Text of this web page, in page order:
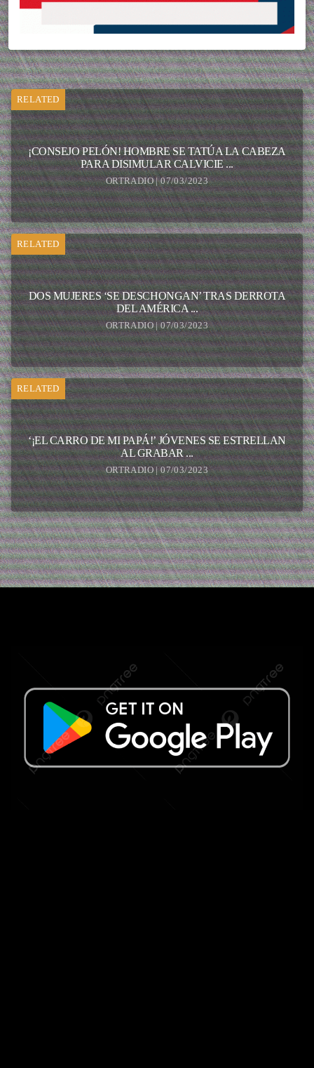
RELATED
¡CONSEJO PELÓN! HOMBRE SE TATÚA LA CABEZA
PARA DISIMULAR CALVICIE ...
ORTRADIO | 07/03/2023
RELATED
DOS MUJERES ‘SE DESCHONGAN’ TRAS DERROTA
DEL AMÉRICA ...
ORTRADIO | 07/03/2023
RELATED
‘¡EL CARRO DE MI PAPÁ!’ JÓVENES SE ESTRELLAN
AL GRABAR ...
ORTRADIO | 07/03/2023